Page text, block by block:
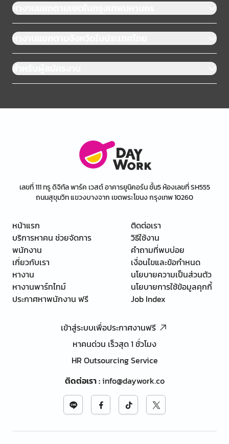
หางานแยกตามเขตในกรุงเทพมหานคร
หางานแยกตามจังหวัดในประเทศไทย
สำหรับผู้สมัครงาน
เลขที่ 111 ทรู ดิจิทัล พาร์ค เวสต์ อาคารยูนิคอร์น ชั้น5 ห้องเลขที่ SH555
ถนนสุขุมวิท แขวงบางจาก เขตพระโขนง กรุงเทพ 10260
หน้าแรก
บริการหาคน ช่วยจัดการ
พนักงาน
เกี่ยวกับเรา
หางาน
หางานพาร์ทไทม์
ประกาศหาพนักงาน ฟรี
ติดต่อเรา
วิธีใช้งาน
คำถามที่พบบ่อย
เงื่อนไขและข้อกำหนด
นโยบายความเป็นส่วนตัว
นโยบายการใช้ข้อมูลคุกกี้
Job Index
เข้าสู่ระบบเพื่อประกาศงานฟรี
หาคนด่วน เร็วสุด 1 ชั่วโมง
HR Outsourcing Service
ติดต่อเรา:info@daywork.co